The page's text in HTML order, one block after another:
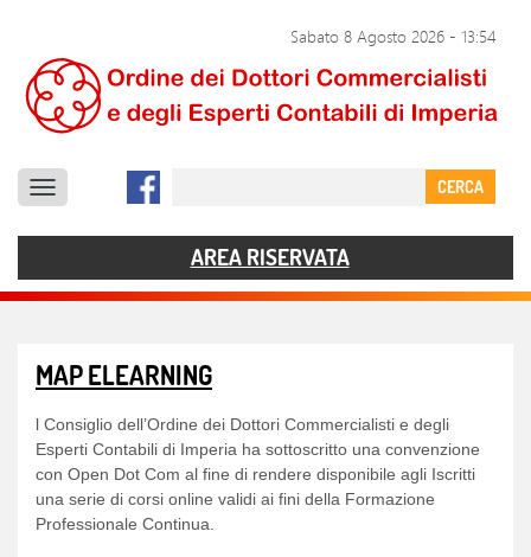
Sabato 8 Agosto 2026 - 13:54
CERCA
DOCUMENTI
COMUNICAZIONE
CONTATTI
AREA RISERVATA
MAP ELEARNING
l Consiglio dell’Ordine dei Dottori Commercialisti e degli
Esperti Contabili di Imperia ha sottoscritto una convenzione
con Open Dot Com al fine di rendere disponibile agli Iscritti
una serie di corsi online validi ai fini della Formazione
Professionale Continua.